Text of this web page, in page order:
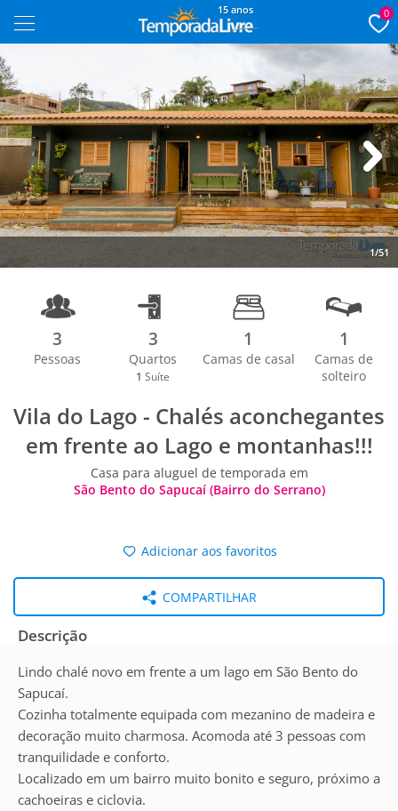
15 anos 0
1/51
Next
3
Pessoas
3
Quartos
1 Suíte
1
Camas de casal
1
Camas de
solteiro
Vila do Lago - Chalés aconchegantes
em frente ao Lago e montanhas!!!
Casa para aluguel de temporada em
São Bento do Sapucaí (Bairro do Serrano)
Adicionar aos favoritos
COMPARTILHAR
Descrição
Lindo chalé novo em frente a um lago em São Bento do
Sapucaí.
Cozinha totalmente equipada com mezanino de madeira e
decoração muito charmosa. Acomoda até 3 pessoas com
tranquilidade e conforto.
Localizado em um bairro muito bonito e seguro, próximo a
cachoeiras e ciclovia.